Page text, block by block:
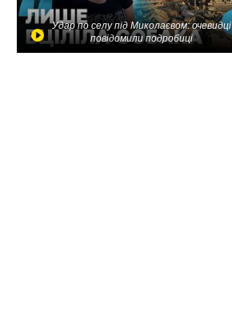
Удар по селу під Миколаєвом: очевидці
повідомили подробиці